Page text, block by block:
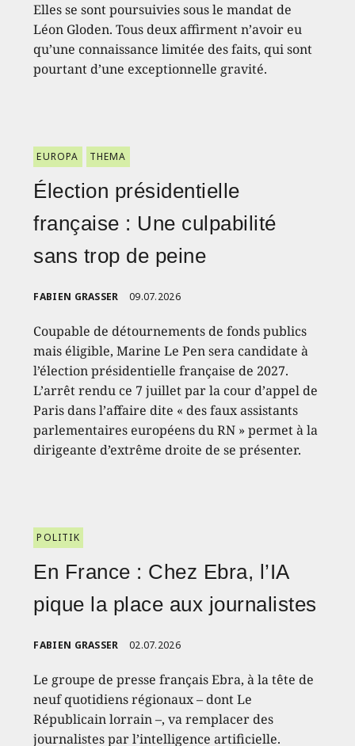
Elles se sont poursuivies sous le mandat de
Léon Gloden. Tous deux affirment n’avoir eu
qu’une connaissance limitée des faits, qui sont
pourtant d’une exceptionnelle gravité.
EUROPA THEMA
Élection présidentielle
française : Une culpabilité
sans trop de peine
FABIEN GRASSER 09.07.2026
Coupable de détournements de fonds publics
mais éligible, Marine Le Pen sera candidate à
l’élection présidentielle française de 2027.
L’arrêt rendu ce 7 juillet par la cour d’appel de
Paris dans l’affaire dite « des faux assistants
parlementaires européens du RN » permet à la
dirigeante d’extrême droite de se présenter.
POLITIK
En France : Chez Ebra, l’IA
pique la place aux journalistes
FABIEN GRASSER 02.07.2026
Le groupe de presse français Ebra, à la tête de
neuf quotidiens régionaux – dont Le
Républicain lorrain –, va remplacer des
journalistes par l’intelligence artificielle.